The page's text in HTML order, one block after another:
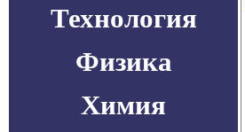
Технология
Физика
Химия